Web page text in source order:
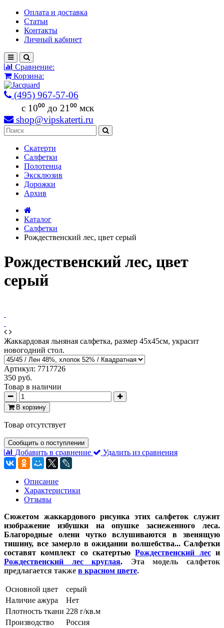
Оплата и доставка
Статьи
Контакты
Личный кабинет
Сравнение:
Корзина:
(495) 967-57-06
c 10⁰⁰ до 21⁰⁰ мск
shop@vipskaterti.ru
Скатерти
Салфетки
Полотенца
Эксклюзив
Дорожки
Архив
Каталог
Салфетки
Рождественский лес, цвет серый
Рождественский лес, цвет
серый
Жаккардовая льняная салфетка, размер 45х45см, украсит
новогодний стол.
Артикул: 7717726
350 руб.
Товар в наличии
В корзину
Товар отсутствует
Сообщить о поступлении
Добавить в сравнение Удалить из сравнения
Описание
Характеристики
Отзывы
Сюжетом жаккардового рисунка этих салфеток служит
изображение избушки на опушке заснеженного леса.
Благородные олени чутко вслушиваются в звенящую
тишину, все замерло в ожидании волшебства... Салфетки
составят комплект со скатертьюРождественский леси
Рождественский лес круглая. Эта модель салфеток
предлагается также в красном цвете.
Основной цвет
серый
Наличие ажура
Нет
Плотность ткани 228 г/кв.м
Производство
Россия